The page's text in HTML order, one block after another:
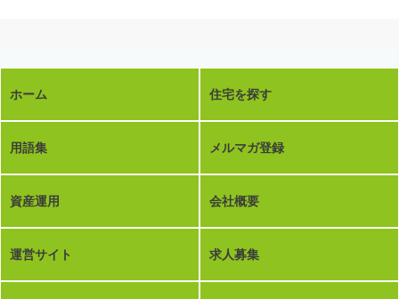
ホーム 住宅を探す
用語集 メルマガ登録
資産運用 会社概要
運営サイト 求人募集